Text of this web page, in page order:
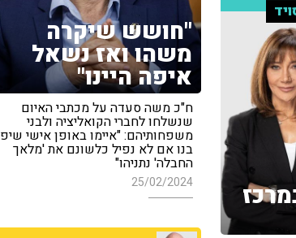
"חושש שיקרה
משהו ואז נשאל
איפה היינו"
ח"כ משה סעדה על מכתבי האיום
שנשלחו לחברי הקואליציה ולבני
משפחותיהם: "איימו באופן אישי
בנו אם לא נפיל כלשונם את 'מלאך
החבלה' נתניהו"
25/02/2024